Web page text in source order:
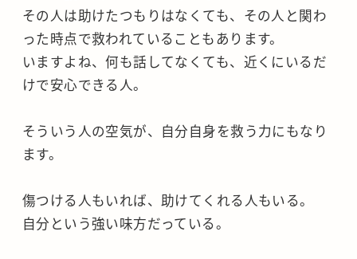
その人は助けたつもりはなくても、その人と関わ
った時点で救われていることもあります。
いますよね、何も話してなくても、近くにいるだ
けで安心できる人。
そういう人の空気が、自分自身を救う力にもなり
ます。
傷つける人もいれば、助けてくれる人もいる。
自分という強い味方だっている。